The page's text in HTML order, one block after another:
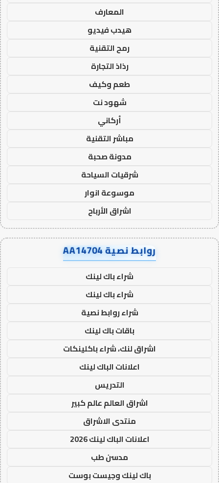
المعارف
هيدب فيديو
رمح التقنية
رذاذ التجارة
طعم وكيف
شهود نت
أركاني
مباشر التقنية
مدونة صحبة
شرقيات السياحة
موسوعة انوار
اشراق الأرباح
روابط نصية AA14704
شراء باك لينك
شراء باك لينك
شراء روابط نصية
باقات باك لينك
اشراق لنك، شراء باكلينكات
اعلانات الباك لينك
التدريس
اشراق العالم عالم كبير
منتدى الاشراق
اعلانات الباك لينك 2026
مدسن طب
باك لينك وجيست بوست